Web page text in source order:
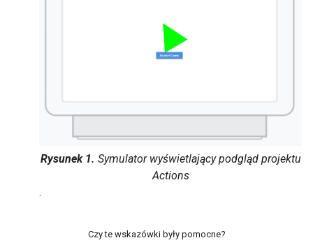
Rysunek 1. Symulator wyświetlający podgląd projektu
Actions
.
Czy te wskazówki były pomocne?